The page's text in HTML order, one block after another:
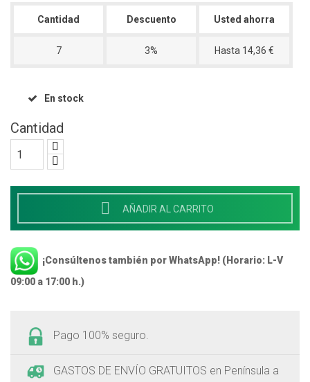
Cantidad Descuento Usted ahorra
7 3% Hasta 14,36 €
En stock
Cantidad
 AÑADIR AL CARRITO
¡Consúltenos también por WhatsApp! (Horario: L-V
09:00 a 17:00 h.)
Pago 100% seguro.
GASTOS DE ENVÍO GRATUITOS en Península a